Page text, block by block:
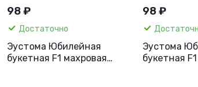
98 ₽
Достаточно
Эустома Юбилейная
букетная F1 махровая
98 ₽
Эустома
букетная